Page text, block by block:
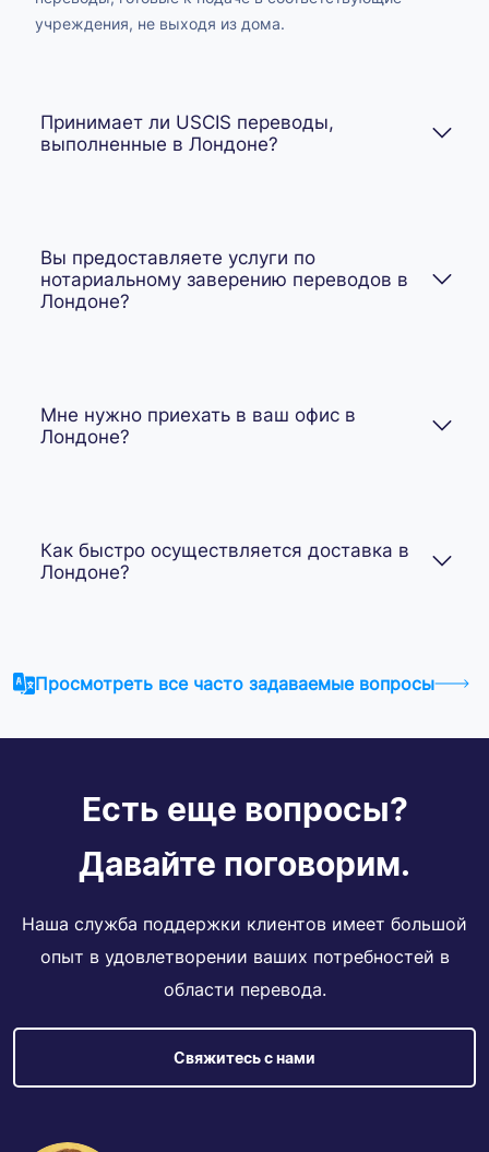
учреждения, не выходя из дома.
Принимает ли USCIS переводы,
выполненные в Лондоне?
Вы предоставляете услуги по
нотариальному заверению переводов в
Лондоне?
Мне нужно приехать в ваш офис в
Лондоне?
Как быстро осуществляется доставка в
Лондоне?
Просмотреть все часто задаваемые вопросы
Есть еще вопросы?
Давайте поговорим.
Наша служба поддержки клиентов имеет большой
опыт в удовлетворении ваших потребностей в
области перевода.
Свяжитесь с нами